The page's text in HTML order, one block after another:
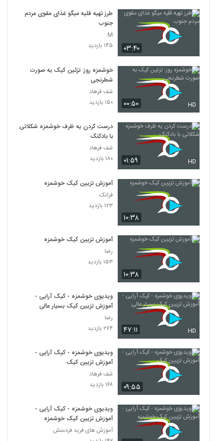
۰۳:۴۰
طرز تهیه قلیه میگو غذای مقوی مردم
جنوب
M
۱۴۵ بازدید
۰۰:۵۰ HD
خوشمزه روز: تزئین کیک به صورت
شطرنجی
شف فرهاد
۱۵۰ بازدید
۰۱:۵۹ HD
درست کردن یه ظرف خوشمزه شکلاتی
با بادکنک
شف فرهاد
۱۸۰ بازدید
۱۰:۳۸
آموزش تزیین کیک خوشمزه
فرانک
۱۲۳ بازدید
۱۰:۳۸
آموزش تزیین کیک خوشمزه
رضا
۱۵۳ بازدید
۴۷:۱۱ HD
ویدیوی خوشمزه - کیک آرایی -
آموزش تزیین کیک بسیار عالی
رضا
۲۷۴ بازدید
۰۹:۵۵
ویدیوی خوشمزه - کیک آرایی -
آموزش تزیین کیک
شف فرهاد
۱۶۸ بازدید
ویدیوی خوشمزه - کیک آرایی -
آموزش تزیین کیک خوشمزه
آموزش های فرید فردمنش